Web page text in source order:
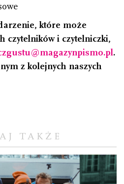
które może
czytelników i czytelniczki,
.
z kolejnych naszych
TAKŻE